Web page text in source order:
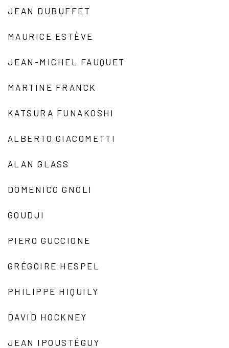
JEAN DUBUFFET
MAURICE ESTÈVE
JEAN-MICHEL FAUQUET
MARTINE FRANCK
KATSURA FUNAKOSHI
ALBERTO GIACOMETTI
ALAN GLASS
DOMENICO GNOLI
GOUDJI
PIERO GUCCIONE
GRÉGOIRE HESPEL
PHILIPPE HIQUILY
DAVID HOCKNEY
JEAN IPOUSTÉGUY